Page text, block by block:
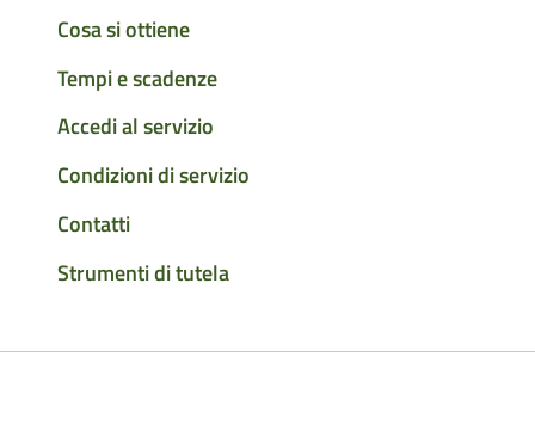
Cosa si ottiene
Tempi e scadenze
Accedi al servizio
Condizioni di servizio
Contatti
Strumenti di tutela